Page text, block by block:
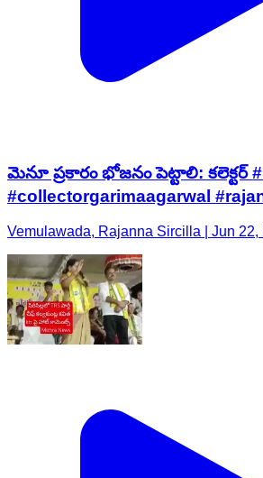
మెనూ ప్రకారం భోజనం పెట్టాలి: కలెక్టర్
#collectorgarimaagarwal
Vemulawada, Rajanna Sircilla | Jun 22,